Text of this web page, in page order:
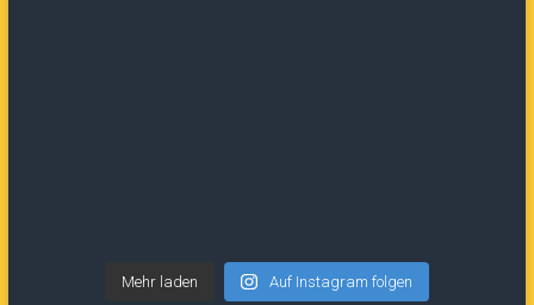
Mehr laden Auf Instagram folgen